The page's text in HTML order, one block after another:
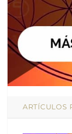
ARTÍCULOS